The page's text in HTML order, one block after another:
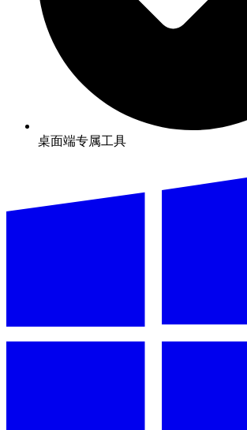
桌面端专属工具